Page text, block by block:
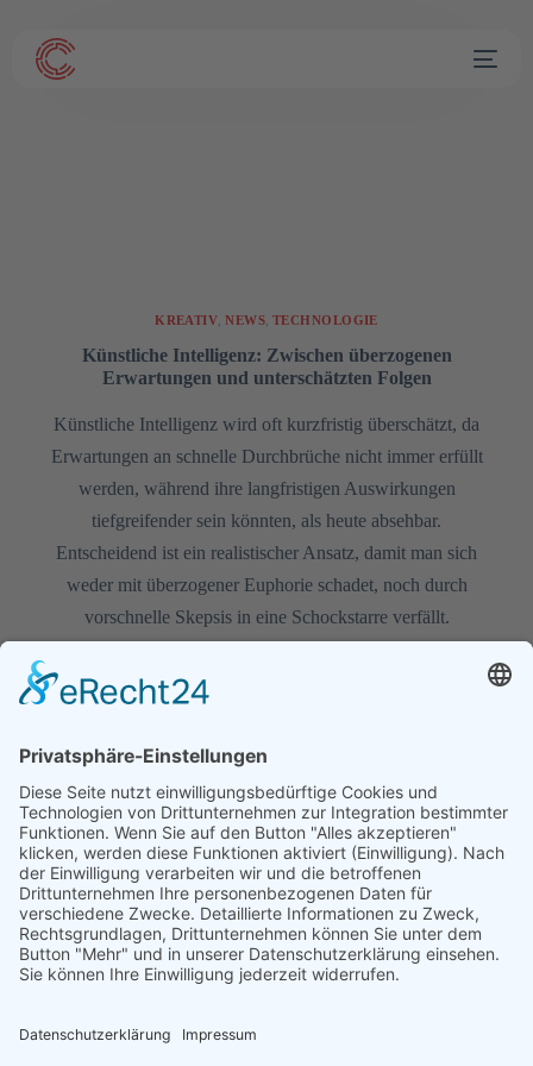
KREATIV ,NEWS TECHNOLOGIE
Künstliche Intelligenz: Zwischen überzogenen
Erwartungen und unterschätzten Folgen
Künstliche Intelligenz wird oft kurzfristig überschätzt, da
Erwartungen an schnelle Durchbrüche nicht immer erfüllt
werden, während ihre langfristigen Auswirkungen
tiefgreifender sein könnten, als heute absehbar.
Entscheidend ist ein realistischer Ansatz, damit man sich
weder mit überzogener Euphorie schadet, noch durch
vorschnelle Skepsis in eine Schockstarre verfällt.
Unternehmen
Über
uns
Kontakt
News
Leistungen
Schulung
Technologie
Kreativ
Rechtliches
Impressum